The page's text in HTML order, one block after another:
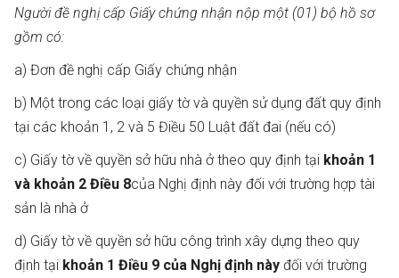
Người đề nghị cấp Giấy chứng nhận nộp một (01) bộ hồ sơ
gồm có:
a) Đơn đề nghị cấp Giấy chứng nhận
b) Một trong các loại giấy tờ và quyền sử dụng đất quy định
tại các khoản 1, 2 và 5 Điều 50 Luật đất đai (nếu có)
c) Giấy tờ về quyền sở hữu nhà ở theo quy định tại khoản 1
và khoản 2 Điều 8của Nghị định này đối với trường hợp tài
sản là nhà ở
d) Giấy tờ về quyền sở hữu công trình xây dựng theo quy
định tại khoản 1 Điều 9 của Nghị định này đối với trường